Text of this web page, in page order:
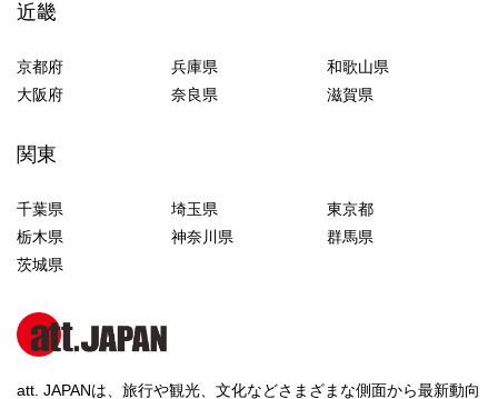
近畿
京都府 兵庫県
和歌山県
大阪府
奈良県 滋賀県
関東
千葉県 埼玉県
東京都
栃木県
神奈川県
群馬県
茨城県
att. JAPANは、旅行や観光、文化などさまざまな側面から最新動向